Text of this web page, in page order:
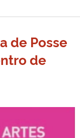
de Posse
de